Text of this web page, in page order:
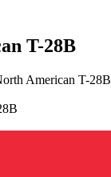
T-28B
American T-28B